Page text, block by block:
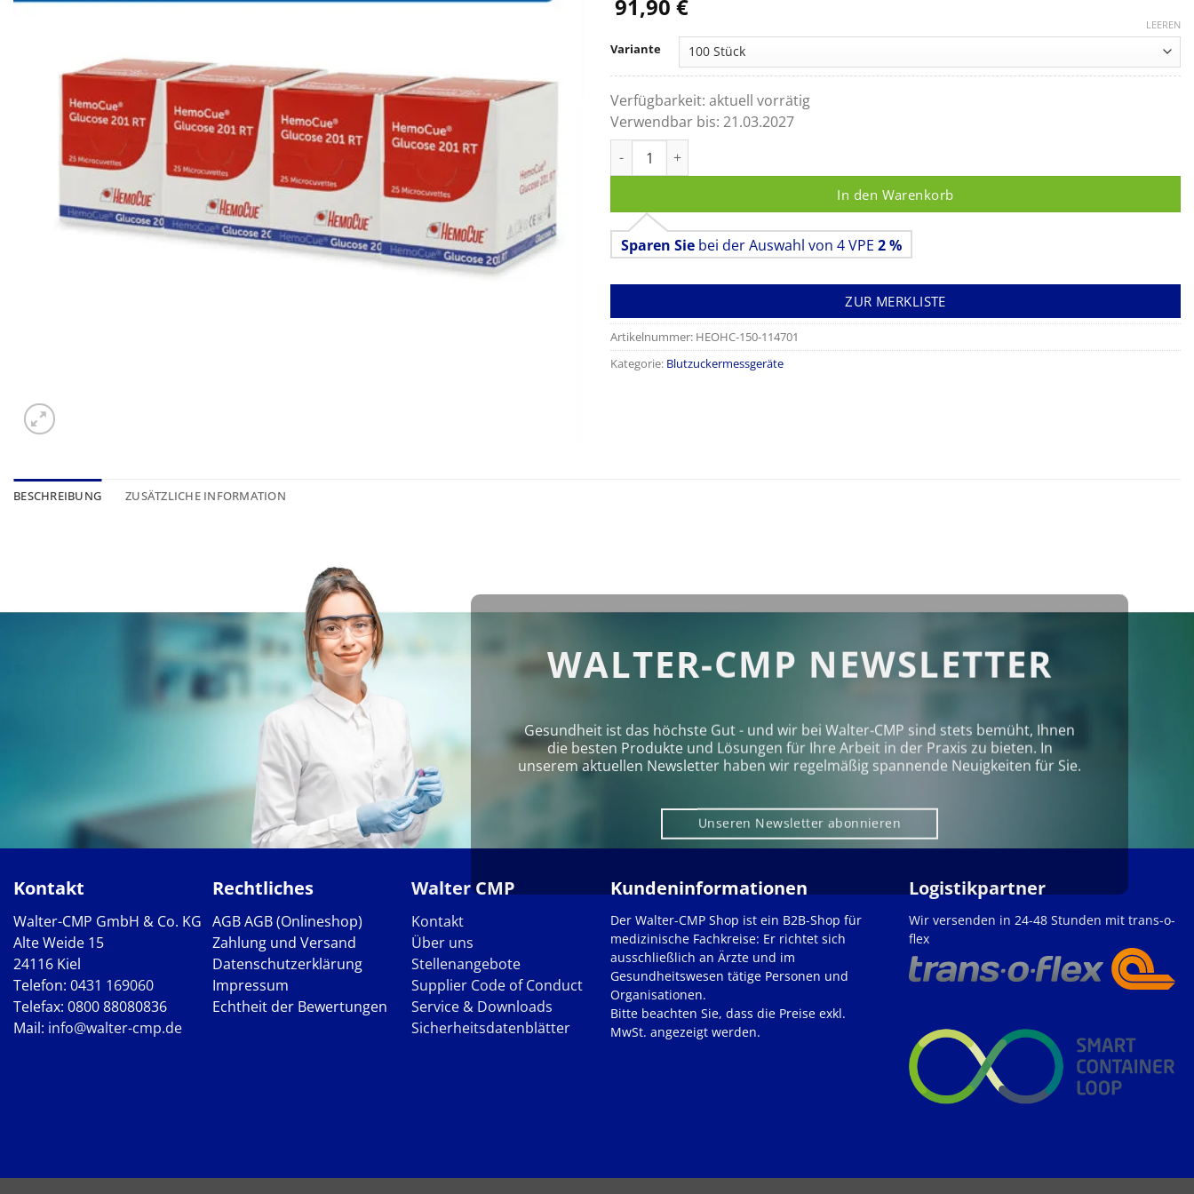
91,90 €
Variante
LEEREN
Verfügbarkeit: aktuell vorrätig
Verwendbar bis: 21.03.2027
In den Warenkorb
Sparen Sie bei der Auswahl von 4 VPE 2 %
ZUR MERKLISTE
Artikelnummer: HEOHC-150-114701
Kategorie: Blutzuckermessgeräte
BESCHREIBUNG ZUSÄTZLICHE INFORMATION
WALTER-CMP NEWSLETTER
Gesundheit ist das höchste Gut - und wir bei Walter‑CMP sind stets bemüht, Ihnen
die besten Produkte und Lösungen für Ihre Arbeit in der Praxis zu bieten. In
unserem aktuellen Newsletter haben wir regelmäßig spannende Neuigkeiten für Sie.
Unseren Newsletter abonnieren
Kontakt
Walter-CMP GmbH & Co. KG
Alte Weide 15
24116 Kiel
Telefon: 0431 169060
Telefax: 0800 88080836
Mail: info@walter-cmp.de
Rechtliches
AGBAGB (Onlineshop)
Zahlung und Versand
Datenschutzerklärung
Impressum
Echtheit der Bewertungen
Walter CMP
Kontakt
Über uns
Stellenangebote
Supplier Code of Conduct
Service & Downloads
Sicherheitsdatenblätter
Kundeninformationen
Der Walter-CMP Shop ist ein B2B-Shop für
medizinische Fachkreise: Er richtet sich
ausschließlich an Ärzte und im
Gesundheitswesen tätige Personen und
Organisationen.
Bitte beachten Sie, dass die Preise exkl.
MwSt. angezeigt werden.
Logistikpartner
Wir versenden in 24-48 Stunden mit trans-o-
flex